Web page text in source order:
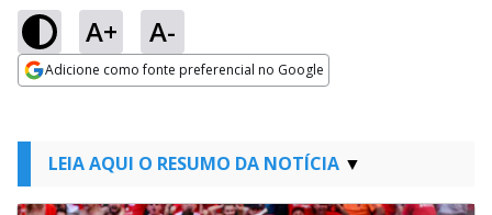
A+ A-
Adicione como fonte preferencial no Google
LEIA AQUI O RESUMO DA NOTÍCIA